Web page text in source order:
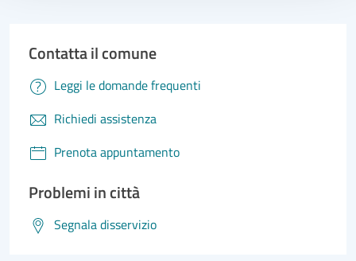
Contatta il comune
Leggi le domande frequenti
Richiedi assistenza
Prenota appuntamento
Problemi in città
Segnala disservizio